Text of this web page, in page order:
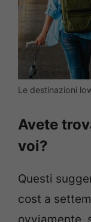
Le destinazioni
Avete
voi?
Questi
cost a